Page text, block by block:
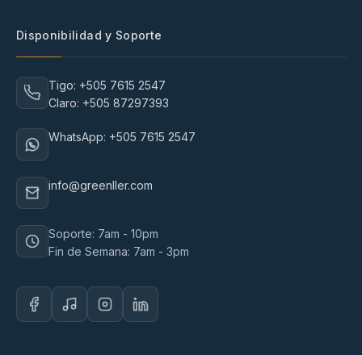
Disponibilidad y Soporte
Tigo: +505 7615 2547
Claro: +505 87297393
WhatsApp: +505 7615 2547
info@greenller.com
Soporte: 7am - 10pm
Fin de Semana: 7am - 3pm